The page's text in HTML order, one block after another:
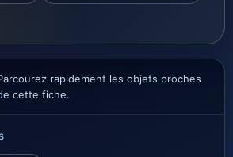
rapidement les objets proches
cette fiche.